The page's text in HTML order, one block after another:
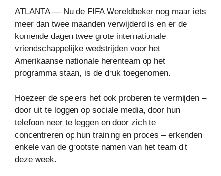
ATLANTA — Nu de FIFA Wereldbeker nog maar iets
meer dan twee maanden verwijderd is en er de
komende dagen twee grote internationale
vriendschappelijke wedstrijden voor het
Amerikaanse nationale herenteam op het
programma staan, is de druk toegenomen.
Hoezeer de spelers het ook proberen te vermijden –
door uit te loggen op sociale media, door hun
telefoon neer te leggen en door zich te
concentreren op hun training en proces – erkenden
enkele van de grootste namen van het team dit
deze week.